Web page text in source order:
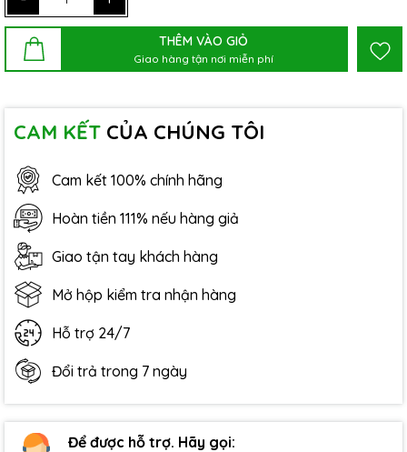
THÊM VÀO GIỎ
Giao hàng tận nơi miễn phí
CAM KẾT CỦA CHÚNG TÔI
Cam kết 100% chính hãng
Hoàn tiền 111% nếu hàng giả
Giao tận tay khách hàng
Mở hộp kiểm tra nhận hàng
Hỗ trợ 24/7
Đổi trả trong 7 ngày
Để được hỗ trợ. Hãy gọi: